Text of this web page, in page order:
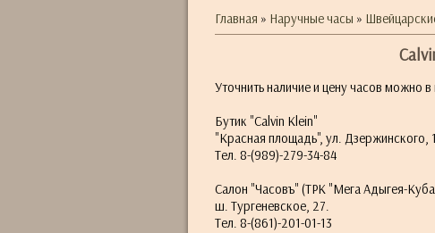
Главная » Наручные часы »
Уточнить наличие и цену часов можно в
Бутик "Calvin Klein"
"Красная площадь", ул. Дзержинского,
Тел. 8-(989)-279-34-84
Салон "Часовъ" (ТРК "Мега Адыгея-
ш. Тургеневское, 27.
Тел. 8-(861)-201-01-13